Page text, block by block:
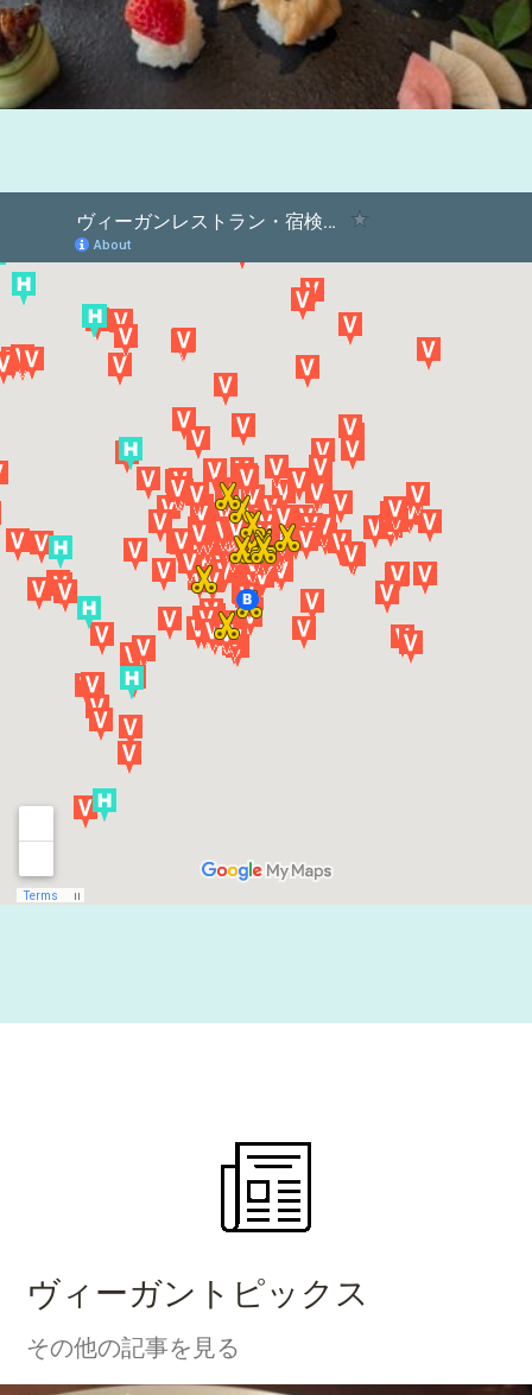
ヴィーガントピックス
その他の記事を見る